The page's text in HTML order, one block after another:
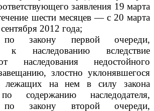
заявления 19 марта
шести месяцев — с 20 марта
2012 года;
по закону первой очереди,
к наследованию вследствие
наследования недостойного
злостно уклонявшегося
лежащих на нем в силу закона
содержанию наследодателя,
по закону второй очереди,